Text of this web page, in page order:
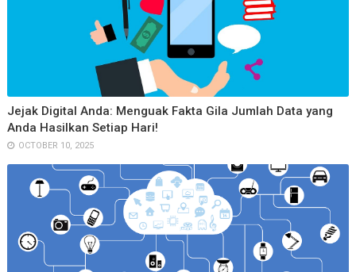
Jejak Digital Anda: Menguak Fakta Gila Jumlah Data yang
Anda Hasilkan Setiap Hari!
OCTOBER 10, 2025